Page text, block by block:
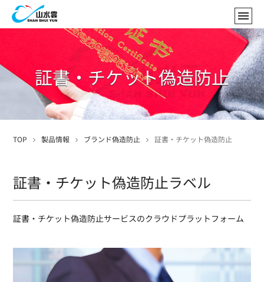
証書・チケット偽造防止
TOP 製品情報 ブランド偽造防止 証書・チケット偽造防止
証書・チケット偽造防止ラベル
証書・チケット偽造防止サービスのクラウドプラットフォーム